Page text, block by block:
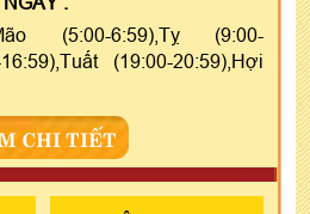
(5:00-6:59),Tỵ (9:00-
(19:00-20:59),Hợi
CHI TIẾT